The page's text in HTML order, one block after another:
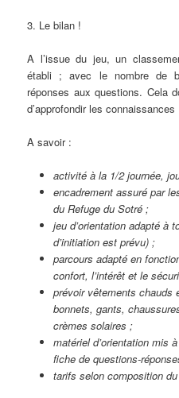
3. Le bilan !
A l’issue du jeu, un
établi ; avec le nombre de
réponses aux questions. Cela
d’approfondir les connaissances
A savoir :
activité à la 1/2 journée,
encadrement assuré par
du Refuge du Sotré ;
jeu d’orientation adapté à
d’initiation est prévu) ;
parcours adapté en
confort, l’intérêt et le
prévoir vêtements chauds
bonnets, gants,
crèmes solaires ;
matériel d’orientation mis
fiche de questions-
tarifs selon composition